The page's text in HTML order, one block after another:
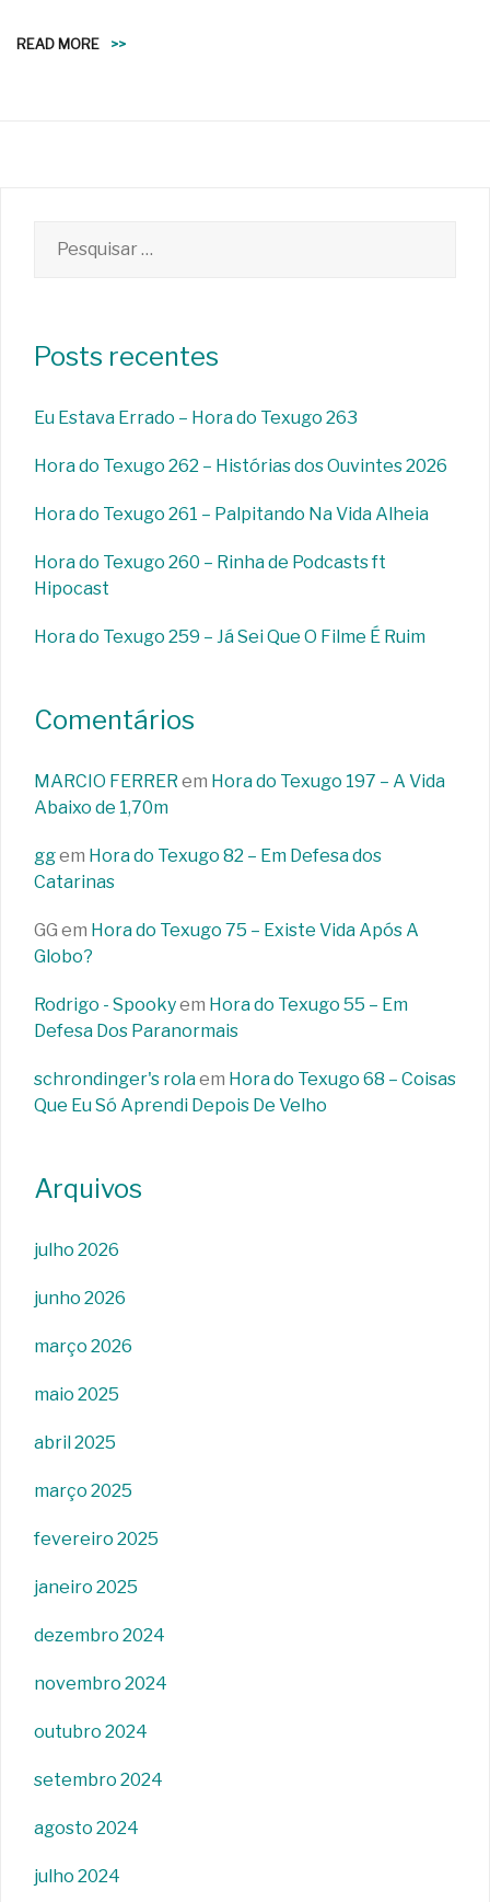
READ MORE >>
por:
Posts recentes
Eu Estava Errado – Hora do Texugo 263
Hora do Texugo 262 – Histórias dos Ouvintes 2026
Hora do Texugo 261 – Palpitando Na Vida Alheia
Hora do Texugo 260 – Rinha de Podcasts ft
Hipocast
Hora do Texugo 259 – Já Sei Que O Filme É Ruim
Comentários
MARCIO FERRER em Hora do Texugo 197 – A Vida
Abaixo de 1,70m
ggem Hora do Texugo 82 – Em Defesa dos
Catarinas
GG em Hora do Texugo 75 – Existe Vida Após A
Globo?
Rodrigo - Spookyem Hora do Texugo 55 – Em
Defesa Dos Paranormais
schrondinger's rolaem Hora do Texugo 68 – Coisas
Que Eu Só Aprendi Depois De Velho
Arquivos
julho 2026
junho 2026
março 2026
maio 2025
abril 2025
março 2025
fevereiro 2025
janeiro 2025
dezembro 2024
novembro 2024
outubro 2024
setembro 2024
agosto 2024
julho 2024